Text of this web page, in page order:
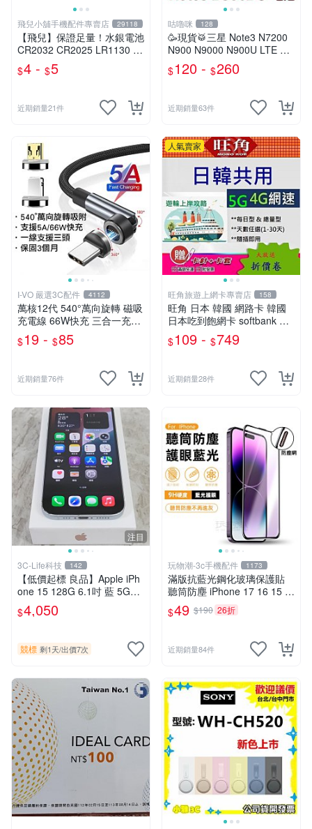
飛兒小舖手機配件專賣店 29118
【飛兒】保證足量！水銀電池
CR2032 CR2025 LR1130 L
R44 AG13 祼裝 200mAh 鈕
扣電池
$4 - $5
近期銷量21件
咕嚕咪 128
🥳現貨🥁三星 Note3 N7200
N900 N9000 N900U LTE N9
006 N9005 電池
$120 - $260
近期銷量63件
I-VO 嚴選3C配件 4112
萬核12代 540°萬向旋轉 磁吸
充電線 66W快充 三合一充電
線 彎頭充電線 Type-C充電線
充電線 快充線
$19 - $85
近期銷量76件
人氣賣家
旺角旅遊上網卡專賣店 158
旺角 日本 韓國 網路卡 韓國
日本吃到飽網卡 softbank 網
路卡 吃到飽 韓國 SK 日本吃
到飽 吃到飽網路卡
$109 - $749
近期銷量28件
注目
3C-Life科技 142
【低價起標 良品】Apple iPh
one 15 128G 6.1吋 藍 5G蘋
果手機 id已登出 Face id 螢幕
原彩 原廠電池
$4,050
競標 剩1天/出價7次
玩物潮-3c手機配件 1173
滿版抗藍光鋼化玻璃保護貼
聽筒防塵 iPhone 17 16 15 1
4 Pro Max 13 12 11 Xs Xr 1
6e
$49 $190 26折
近期銷量84件